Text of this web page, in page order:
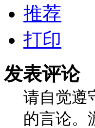
推荐
打印
发表评论
请自觉遵
的言论。